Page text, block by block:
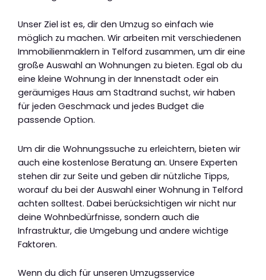
Unser Ziel ist es, dir den Umzug so einfach wie
möglich zu machen. Wir arbeiten mit verschiedenen
Immobilienmaklern in Telford zusammen, um dir eine
große Auswahl an Wohnungen zu bieten. Egal ob du
eine kleine Wohnung in der Innenstadt oder ein
geräumiges Haus am Stadtrand suchst, wir haben
für jeden Geschmack und jedes Budget die
passende Option.
Um dir die Wohnungssuche zu erleichtern, bieten wir
auch eine kostenlose Beratung an. Unsere Experten
stehen dir zur Seite und geben dir nützliche Tipps,
worauf du bei der Auswahl einer Wohnung in Telford
achten solltest. Dabei berücksichtigen wir nicht nur
deine Wohnbedürfnisse, sondern auch die
Infrastruktur, die Umgebung und andere wichtige
Faktoren.
Wenn du dich für unseren Umzugsservice